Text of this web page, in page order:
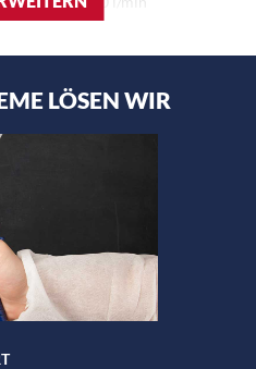
Wasserbasis
QR-TT
565 mm
264 mm
LÖSEN WIR